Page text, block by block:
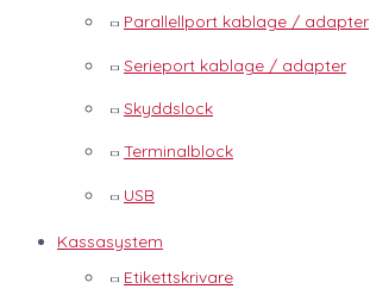
Parallellport kablage / adapter
Serieport kablage / adapter
Skyddslock
Terminalblock
USB
Kassasystem
Etikettskrivare